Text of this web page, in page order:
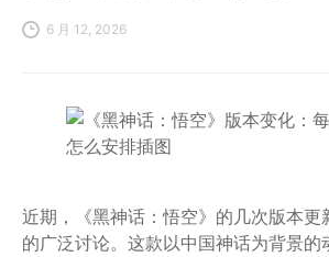
6 月 12, 2026
近期，《黑神话：悟空》的几次版本更
的广泛讨论。这款以中国神话为背景的